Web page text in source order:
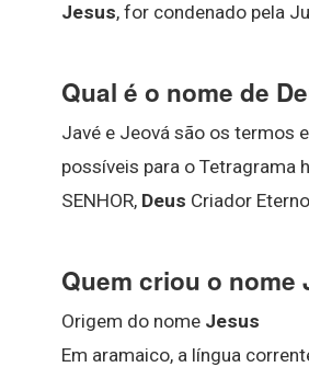
Jesus, for condenado pela
Qual é o nome de
Javé e Jeová são os termos
possíveis para o Tetragrama
SENHOR, Deus Criador
Quem criou o nome
Origem do nome Jesus
Em aramaico, a língua